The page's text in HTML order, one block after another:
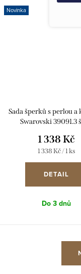
Novinka
Sada šperků s perlou a
Swarovski 39091.3
1 338 Kč
Měrná
cena:
1 338 Kč / 1 ks
DETAIL
Do 3 dnů